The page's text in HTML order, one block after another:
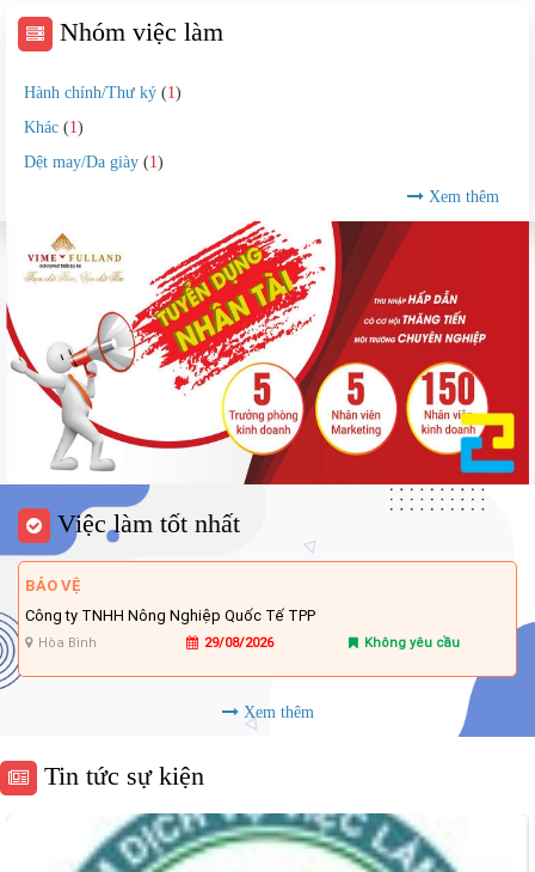
Nhóm việc làm
Hành chính/Thư ký (1)
Khác (1)
Dệt may/Da giày (1)
Xem thêm
Việc làm tốt nhất
BẢO VỆ
Công ty TNHH Nông Nghiệp Quốc Tế TPP
Hòa Bình 29/08/2026 Không yêu cầu
Xem thêm
Tin tức sự kiện